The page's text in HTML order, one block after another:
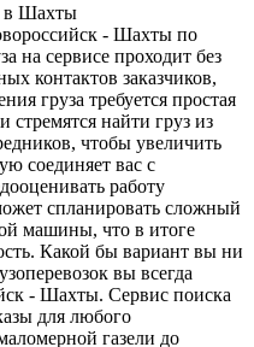
в Шахты
- Шахты по
на сервисе проходит без
контактов заказчиков,
груза требуется простая
стремятся найти груз из
чтобы увеличить
соединяет вас с
работу
спланировать сложный
машины, что в итоге
Какой бы вариант вы ни
вы всегда
- Шахты. Сервис поиска
для любого
газели до